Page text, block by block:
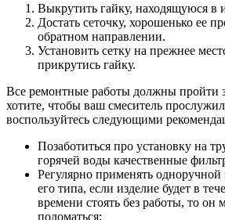
Выкрутить гайку, находящуюся в
Достать сеточку, хорошенько ее
обратном направлении.
Установить сетку на прежнее
прикрутись гайку.
Все ремонтные работы должны пройти
хотите, чтобы ваш смеситель
воспользуйтесь следующими
Позаботиться про установку на
горячей воды качественные
Регулярно применять одноручной
его типа, если изделие будет в
времени стоять без работы, то он
поломаться;